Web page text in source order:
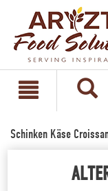
Schinken Käse